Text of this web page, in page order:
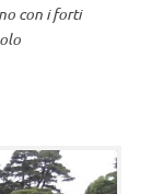
con i forti